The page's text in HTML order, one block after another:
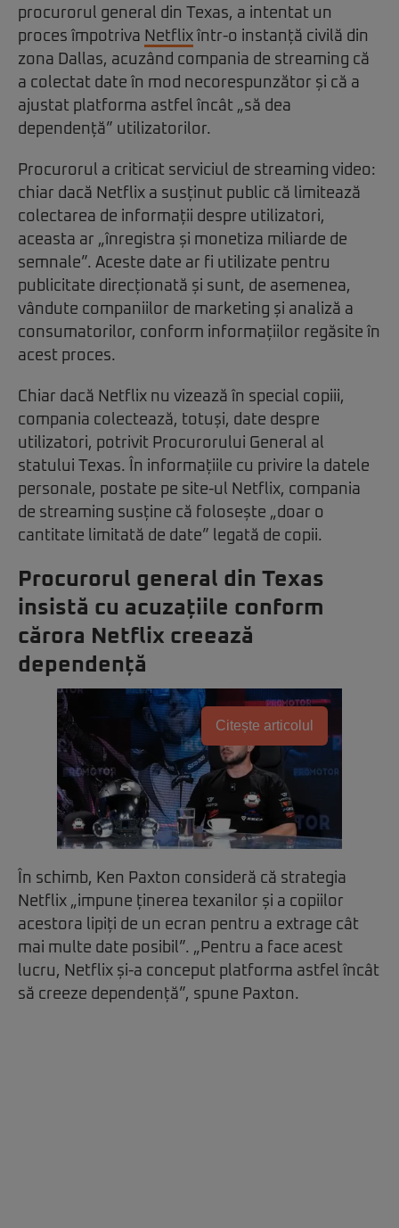
procurorul general din Texas, a intentat un
proces împotriva Netflix într-o instanță civilă din
zona Dallas, acuzând compania de streaming că
a colectat date în mod necorespunzător și că a
ajustat platforma astfel încât „să dea
dependență” utilizatorilor.
Procurorul a criticat serviciul de streaming video:
chiar dacă Netflix a susținut public că limitează
colectarea de informații despre utilizatori,
aceasta ar „înregistra și monetiza miliarde de
semnale”. Aceste date ar fi utilizate pentru
publicitate direcționată și sunt, de asemenea,
vândute companiilor de marketing și analiză a
consumatorilor, conform informațiilor regăsite în
acest proces.
Chiar dacă Netflix nu vizează în special copiii,
compania colectează, totuși, date despre
utilizatori, potrivit Procurorului General al
statului Texas. În informațiile cu privire la datele
personale, postate pe site-ul Netflix, compania
de streaming susține că folosește „doar o
cantitate limitată de date” legată de copii.
Procurorul general din Texas
insistă cu acuzațiile conform
cărora Netflix creează
dependență
Citește articolul
În schimb, Ken Paxton consideră că strategia
Netflix „impune ținerea texanilor și a copiilor
acestora lipiți de un ecran pentru a extrage cât
mai multe date posibil”. „Pentru a face acest
lucru, Netflix și-a conceput platforma astfel încât
să creeze dependență”, spune Paxton.